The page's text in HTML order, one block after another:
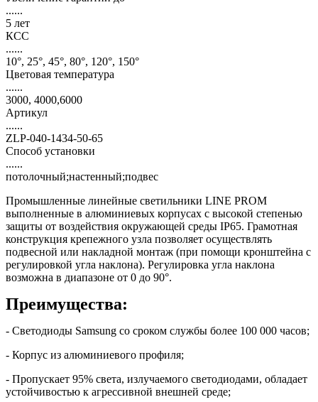
......
5 лет
КСС
......
10°, 25°, 45°, 80°, 120°, 150°
Цветовая температура
......
3000, 4000,6000
Артикул
......
ZLP-040-1434-50-65
Способ установки
......
потолочный;настенный;подвес
Промышленные линейные светильники LINE PROM
выполненные в алюминиевых корпусах с высокой степенью
защиты от воздействия окружающей среды IP65. Грамотная
конструкция крепежного узла позволяет осуществлять
подвесной или накладной монтаж (при помощи кронштейна с
регулировкой угла наклона). Регулировка угла наклона
возможна в диапазоне от 0 до 90°.
Преимущества:
- Светодиоды Samsung со сроком службы более 100 000 часов;
- Корпус из алюминиевого профиля;
- Пропускает 95% света, излучаемого светодиодами, обладает
устойчивостью к агрессивной внешней среде;